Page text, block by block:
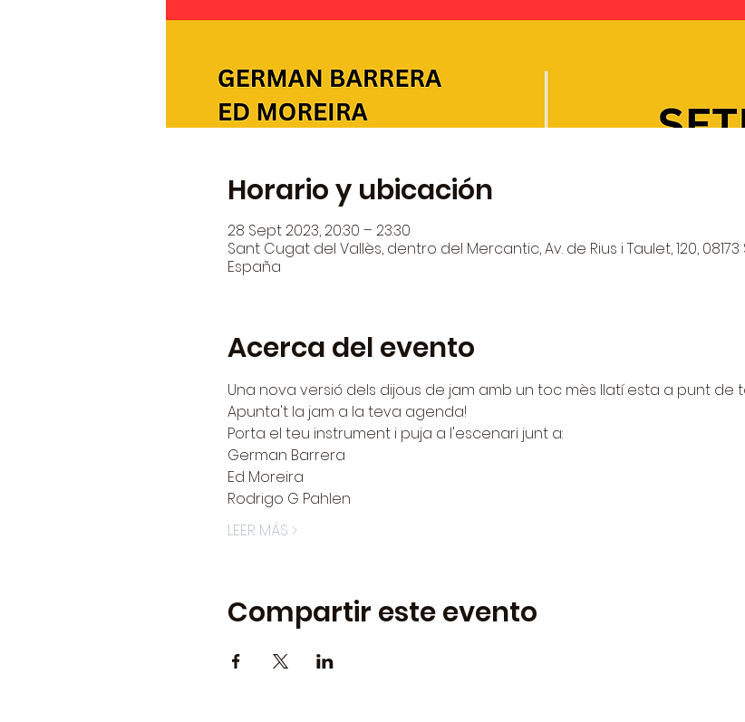
Horario y ubicación
28 Sept 2023, 20:30 – 23:30
Sant Cugat del Vallès, dentro del Mercantic, Av. de Rius i Taulet, 120,
España
Acerca del evento
Una nova versió dels dijous de jam amb un toc mès llatí esta a punt de
Apunta't la jam a la teva agenda!
Porta el teu instrument i puja a l'escenari junt a:
German Barrera
Ed Moreira
Rodrigo G Pahlen
LEER MÁS >
Compartir este evento